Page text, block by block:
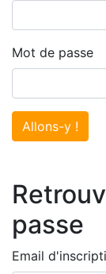
Mot de passe
Allons-y !
passe
Email